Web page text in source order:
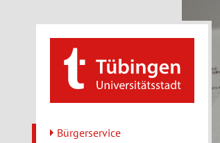
Bürgerservice